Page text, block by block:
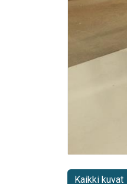
Kaikki kuvat